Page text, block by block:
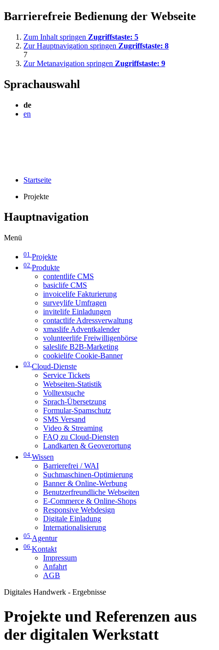
Barrierefreie Bedienung der Webseite
Zum Inhalt springen Zugriffstaste: 5
Zur Hauptnavigation springen Zugriffstaste: 8
7
Zur Metanavigation springen Zugriffstaste: 9
Sprachauswahl
de
en
Startseite
Projekte
Hauptnavigation
Menü
01 Projekte
02 Produkte
contentlife CMS
basiclife CMS
invoicelife Fakturierung
surveylife Umfragen
invitelife Einladungen
contactlife Adressverwaltung
xmaslife Adventkalender
volunteerlife Freiwilligenbörse
saleslife B2B-Marketing
cookielife Cookie-Banner
03 Cloud-Dienste
Service Tickets
Webseiten-Statistik
Volltextsuche
Sprach-Übersetzung
Formular-Spamschutz
SMS Versand
Video & Streaming
FAQ zu Cloud-Diensten
Landkarten & Geoverortung
04 Wissen
Barrierefrei / WAI
Suchmaschinen-Optimierung
Banner & Online-Werbung
Benutzerfreundliche Webseiten
E-Commerce & Online-Shops
Responsive Webdesign
Digitale Einladung
Internationalisierung
05 Agentur
06 Kontakt
Impressum
Anfahrt
AGB
Digitales Handwerk - Ergebnisse
Projekte und Referenzen aus
der digitalen Werkstatt